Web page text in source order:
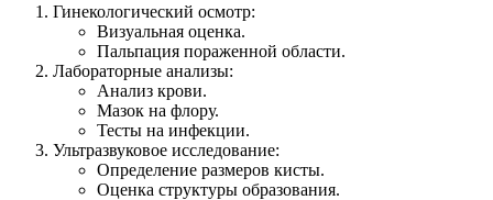
Гинекологический осмотр:
Визуальная оценка.
Пальпация пораженной области.
Лабораторные анализы:
Анализ крови.
Мазок на флору.
Тесты на инфекции.
Ультразвуковое исследование:
Определение размеров кисты.
Оценка структуры образования.